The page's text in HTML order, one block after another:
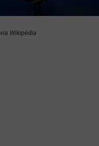
via Wikipédia